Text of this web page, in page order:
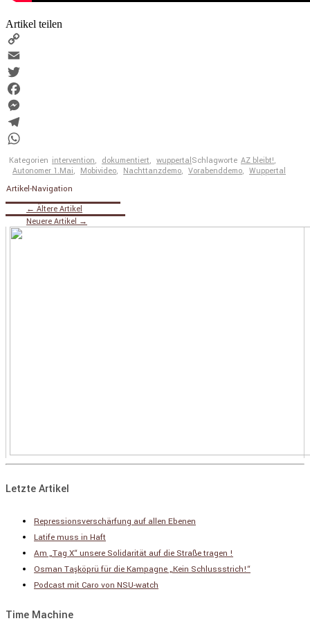
Artikel teilen
Copy
Link
Email
Twitter
Facebook
Messenger
Telegram
WhatsApp
Kategorien intervention, dokumentiert, wuppertalSchlagworte AZ bleibt!,
Autonomer 1.Mai, Mobivideo, Nachttanzdemo, Vorabenddemo, Wuppertal
Artikel-Navigation
← Ältere Artikel
Neuere Artikel →
Letzte Artikel
Repressionsverschärfung auf allen Ebenen
Latife muss in Haft
Am „Tag X“ unsere Solidarität auf die Straße tragen !
Osman Taşköprü für die Kampagne „Kein Schlussstrich!“
Podcast mit Caro von NSU-watch
Time Machine